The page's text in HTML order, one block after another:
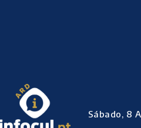
Sábado, 8